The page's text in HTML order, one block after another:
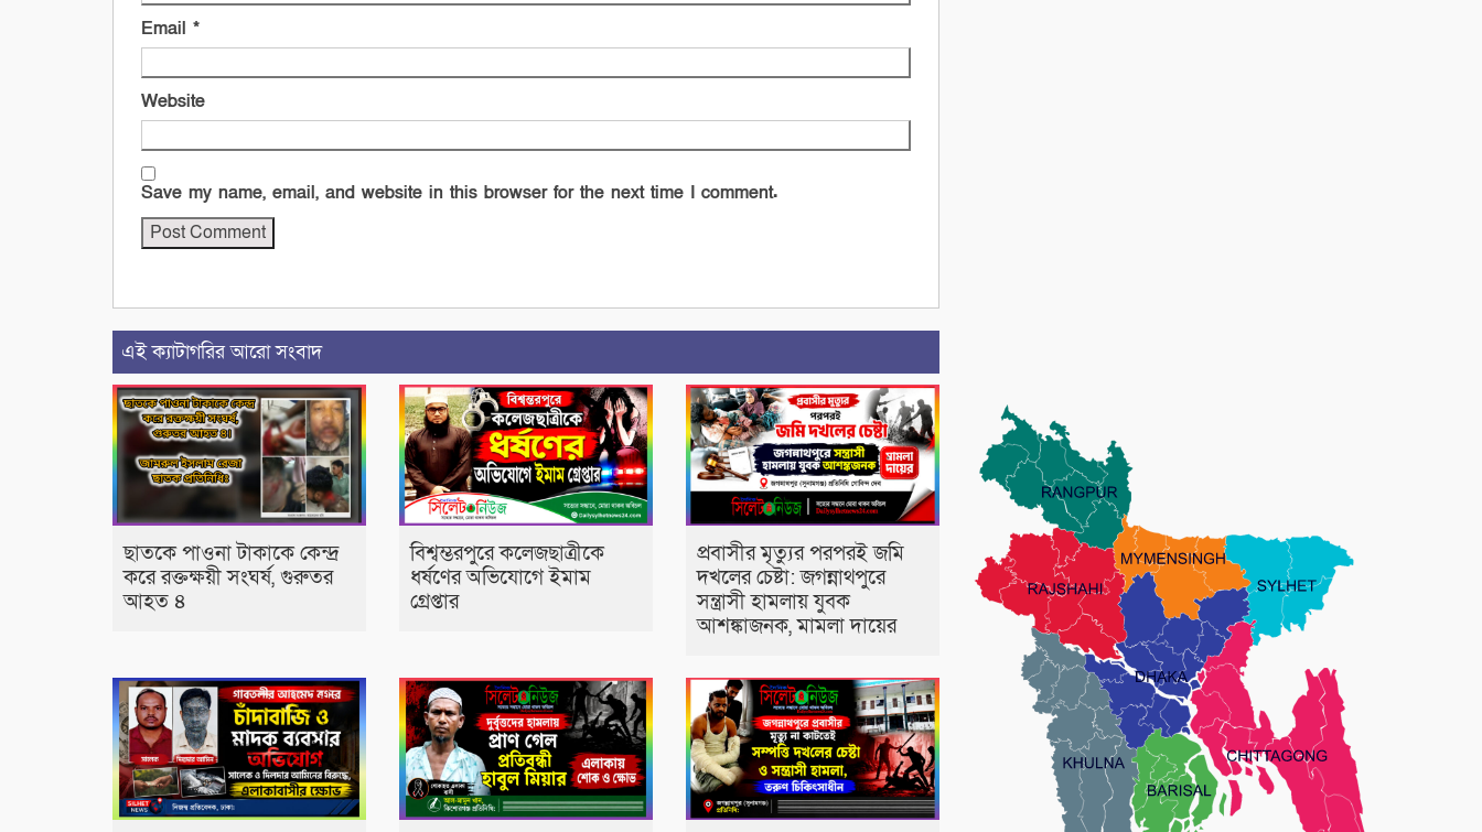
Email *
Website
Save my name, email, and website in this browser for the next time I comment.
এই ক্যাটাগরির আরো সংবাদ
‎​ছাতকে পাওনা টাকাকে কেন্দ্র
করে রক্তক্ষয়ী সংঘর্ষ, গুরুতর
আহত ৪
বিশ্বম্ভরপুরে কলেজছাত্রীকে
ধর্ষণের অভিযোগে ইমাম
গ্রেপ্তার
প্রবাসীর মৃত্যুর পরপরই জমি
দখলের চেষ্টা: জগন্নাথপুরে
সন্ত্রাসী হামলায় যুবক
আশঙ্কাজনক, মামলা দায়ের